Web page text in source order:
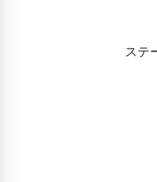
ステ